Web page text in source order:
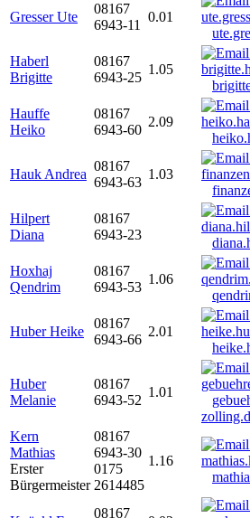
Gresser Ute
08167
6943-11
0.01
Haberl
Brigitte
08167
6943-25
1.05
Hauffe
Heiko
08167
6943-60
2.09
Hauk Andrea
08167
6943-63
1.03
Hilpert
Diana
08167
6943-23
Hoxhaj
Qendrim
08167
6943-53
1.06
Huber Heike
08167
6943-66
2.01
Huber
Melanie
08167
6943-52
1.01
Kern
Mathias
Erster
Bürgermeister
08167
6943-30
0175
2614485
1.16
08167